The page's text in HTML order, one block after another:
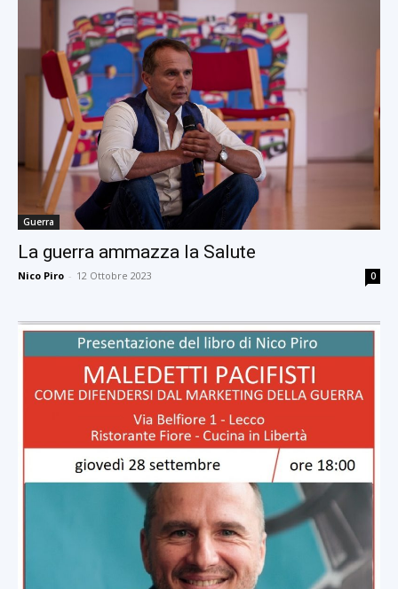
Guerra
La guerra ammazza la Salute
Nico Piro - 12 Ottobre 2023 0